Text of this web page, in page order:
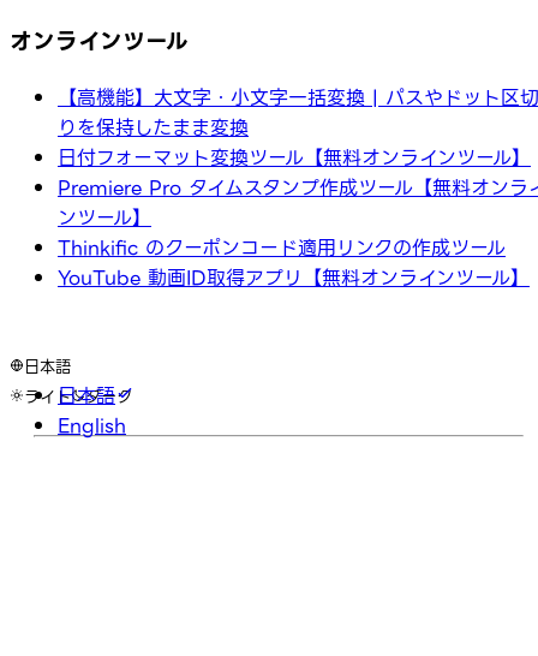
オンラインツール
【高機能】大文字・小文字一括変換 | パスやドット区切
りを保持したまま変換
日付フォーマット変換ツール【無料オンラインツール】
Premiere Pro タイムスタンプ作成ツール【無料オンラ
ンツール】
Thinkific のクーポンコード適用リンクの作成ツール
YouTube 動画ID取得アプリ【無料オンラインツール】
日本語
日本語
English
ライト ダーク